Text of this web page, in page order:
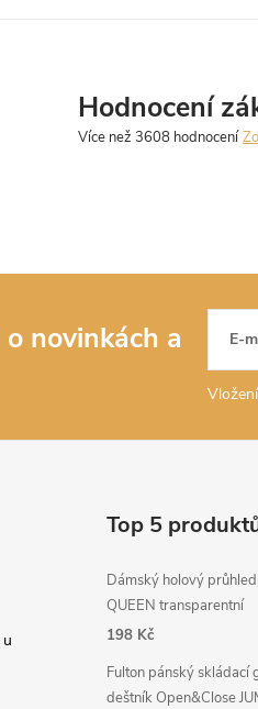
Hodnocení
novinkách a
E-
Top 5
Dámský holový
QUEEN transparentní
198 Kč
Fulton pánský skládací
deštník Open&Close